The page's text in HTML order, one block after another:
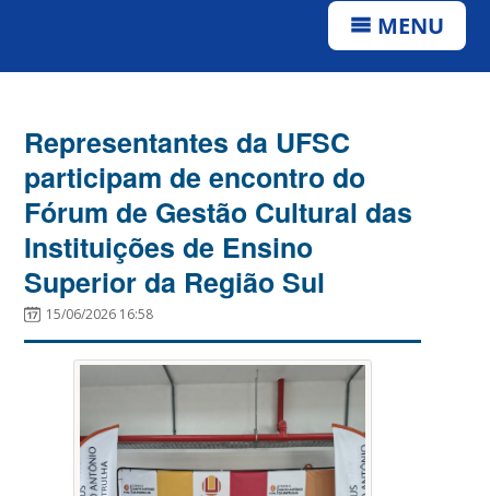
MENU
Representantes da UFSC
participam de encontro do
Fórum de Gestão Cultural das
Instituições de Ensino
Superior da Região Sul
15/06/2026 16:58